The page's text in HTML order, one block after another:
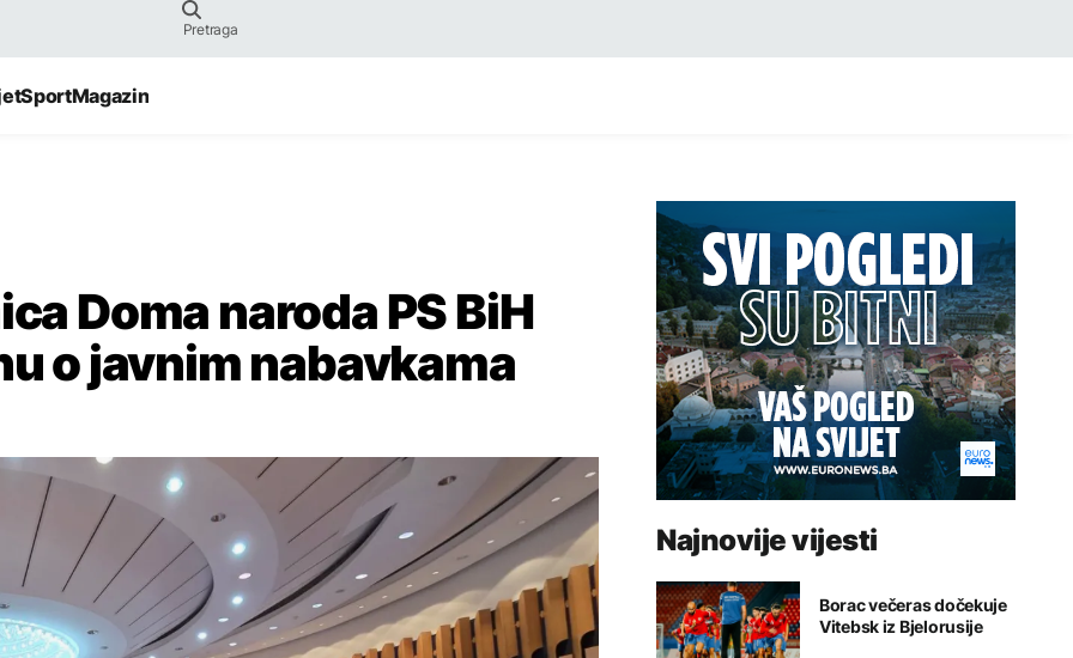
SportMagazin
Doma naroda PS BiH
o javnim nabavkama
Najnovije vijesti
Borac večeras dočekuje
Vitebsk iz Bjelorusije